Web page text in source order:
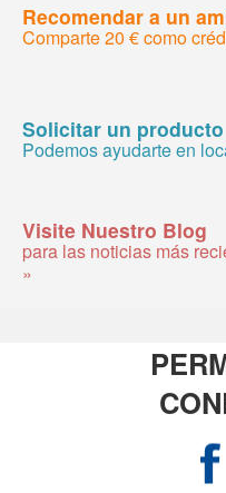
Recomendar a un
Comparte 20 € como
Solicitar un producto
Podemos ayudarte en
Visite Nuestro Blog
para las noticias más
»